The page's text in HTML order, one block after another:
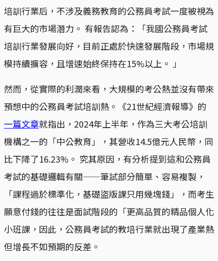
培訓行業后，不涉及義務教育的公務員考試一度被視為
有巨大的市場潛力。 有報告認為：「我國公務員考試
培訓行業發展向好，目前正處於快速發展階段，市場規
模持續擴容，且增速始終保持在15%以上。 」
然而，從實際的利潤來看，大規模的考公熱並沒有帶來
預想中的公務員考試培訓熱。《21世紀經濟報導》的
一篇文章就指出，2024年上半年，作為三大考公培訓
機構之一的「中公教育」，其營收14.5億元人民幣，同
比下降了16.23%。 究其原因，有分析提到這和公務員
考試的基礎邏輯有關——筆試部分簡單、容易複製，
「課程過於標準化，基礎盜版課只用幾塊錢」，而考生
願意付錢的往往是面試階段的「更高品質的精品個人化
小班課，因此，公務員考試的教培行業就出現了產業熱
但增長不如預期的反差。